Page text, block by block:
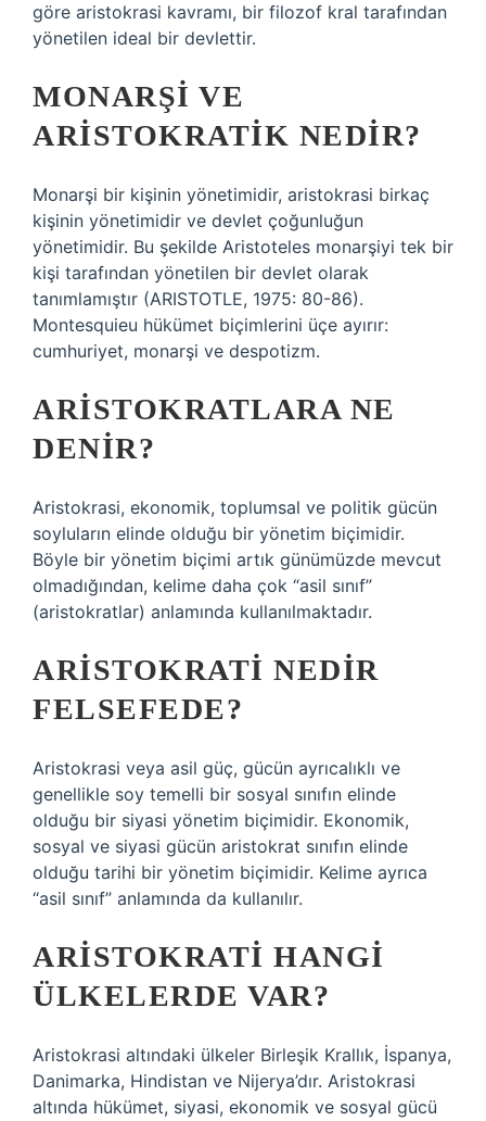
göre aristokrasi kavramı, bir filozof kral tarafından
yönetilen ideal bir devlettir.
MONARŞI VE
ARISTOKRATIK NEDIR?
Monarşi bir kişinin yönetimidir, aristokrasi birkaç
kişinin yönetimidir ve devlet çoğunluğun
yönetimidir. Bu şekilde Aristoteles monarşiyi tek bir
kişi tarafından yönetilen bir devlet olarak
tanımlamıştır (ARISTOTLE, 1975: 80-86).
Montesquieu hükümet biçimlerini üçe ayırır:
cumhuriyet, monarşi ve despotizm.
ARISTOKRATLARA NE
DENIR?
Aristokrasi, ekonomik, toplumsal ve politik gücün
soyluların elinde olduğu bir yönetim biçimidir.
Böyle bir yönetim biçimi artık günümüzde mevcut
olmadığından, kelime daha çok “asil sınıf”
(aristokratlar) anlamında kullanılmaktadır.
ARISTOKRATI NEDIR
FELSEFEDE?
Aristokrasi veya asil güç, gücün ayrıcalıklı ve
genellikle soy temelli bir sosyal sınıfın elinde
olduğu bir siyasi yönetim biçimidir. Ekonomik,
sosyal ve siyasi gücün aristokrat sınıfın elinde
olduğu tarihi bir yönetim biçimidir. Kelime ayrıca
“asil sınıf” anlamında da kullanılır.
ARISTOKRATI HANGI
ÜLKELERDE VAR?
Aristokrasi altındaki ülkeler Birleşik Krallık, İspanya,
Danimarka, Hindistan ve Nijerya’dır. Aristokrasi
altında hükümet, siyasi, ekonomik ve sosyal gücü